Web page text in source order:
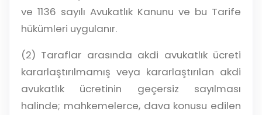
ve 1136 sayılı Avukatlık Kanunu ve bu Tarife
hükümleri uygulanır.
(2) Taraflar arasında akdi avukatlık ücreti
kararlaştırılmamış veya kararlaştırılan akdi
avukatlık ücretinin geçersiz sayılması
halinde; mahkemelerce, dava konusu edilen